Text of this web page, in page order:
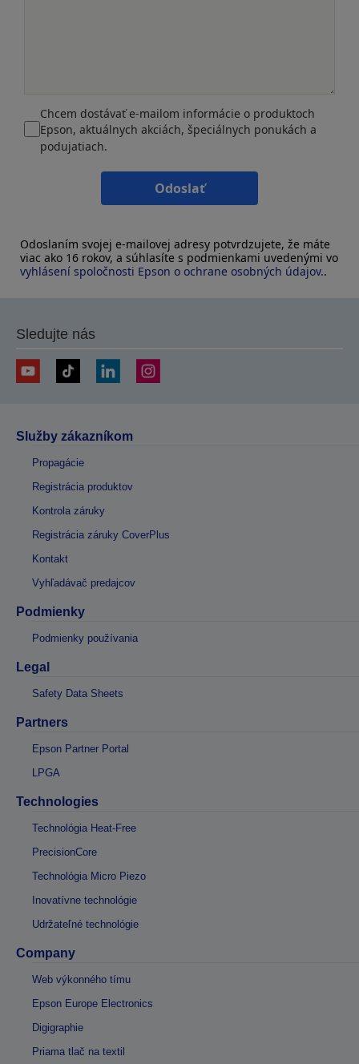
Chcem dostávať e-mailom informácie o produktoch
Epson, aktuálnych akciách, špeciálnych ponukách a
podujatiach.
Odoslať
Odoslaním svojej e-mailovej adresy potvrdzujete, že máte
viac ako 16 rokov, a súhlasíte s podmienkami uvedenými vo
vyhlásení spoločnosti Epson o ochrane osobných údajov..
Sledujte nás
Služby zákazníkom
Propagácie
Registrácia produktov
Kontrola záruky
Registrácia záruky CoverPlus
Kontakt
Vyhľadávač predajcov
Podmienky
Podmienky používania
Legal
Safety Data Sheets
Partners
Epson Partner Portal
LPGA
Technologies
Technológia Heat-Free
PrecisionCore
Technológia Micro Piezo
Inovatívne technológie
Udržateľné technológie
Company
Web výkonného tímu
Epson Europe Electronics
Digigraphie
Priama tlač na textil